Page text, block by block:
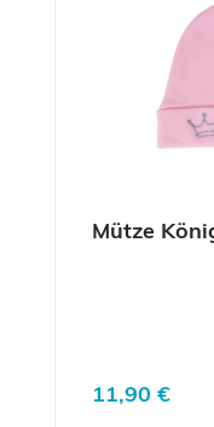
Mütze
Regulärer
11,90 €